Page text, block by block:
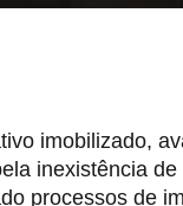
imobilizado,
inexistência
processos de